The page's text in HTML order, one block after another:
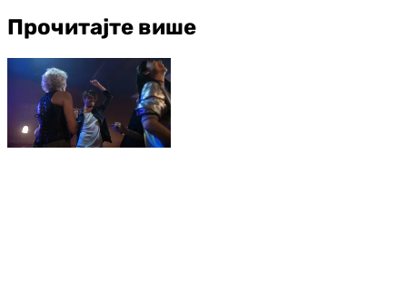
Прочитајте више